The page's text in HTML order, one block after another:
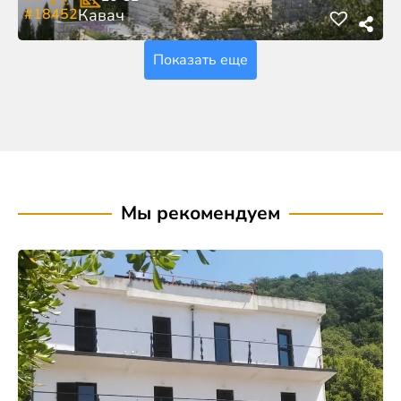
#18452Кавач
Показать еще
Мы рекомендуем